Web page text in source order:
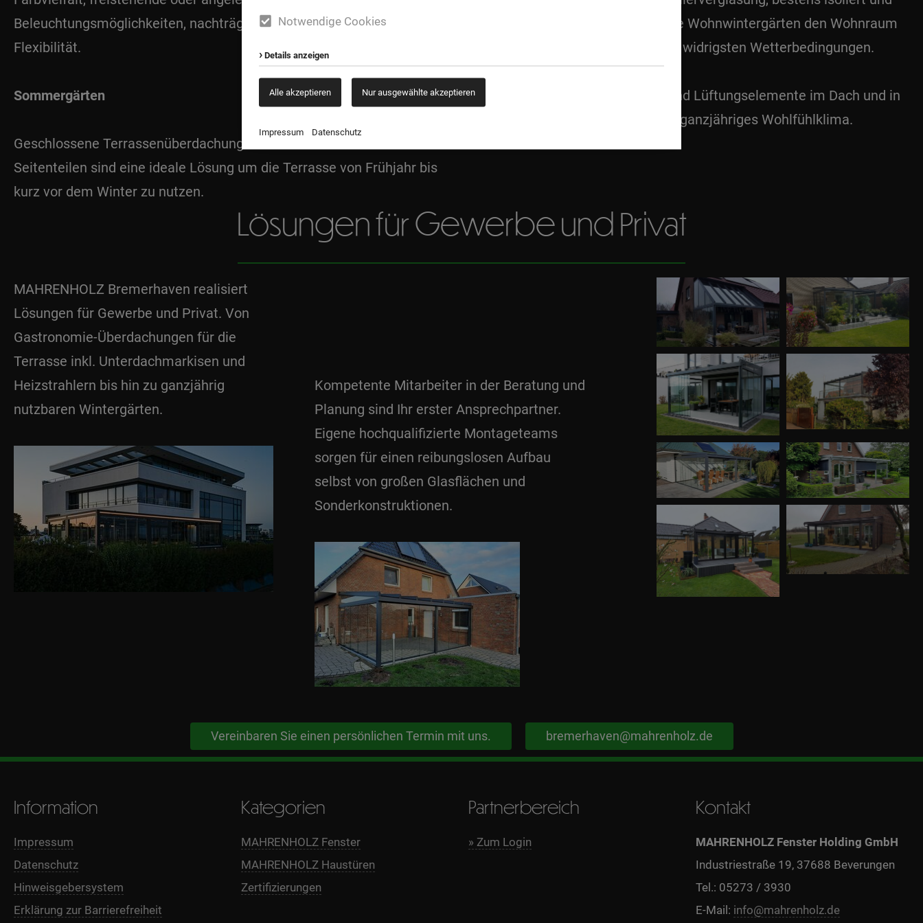
Notwendige Cookies
Details anzeigen
Alle akzeptieren Nur ausgewählte akzeptieren
Impressum Datenschutz
Beleuchtungsmöglichkeiten, nachträgliche Erweiterbarkeit und
Flexibilität.
Sommergärten
Geschlossene Terrassenüberdachungen mit Schiebetüren und
Seitenteilen sind eine ideale Lösung um die Terrasse von Frühjahr bis
kurz vor dem Winter zu nutzen.
zusätzlich beheizt erweitern diese Wohnwintergärten den Wohnraum
ganzjährig und trotzen selbst den widrigsten Wetterbedingungen.
Zusätzliche großflächige Türen und Lüftungselemente im Dach und in
den Seitenwänden sorgen für ein ganzjähriges Wohlfühlklima.
Lösungen für Gewerbe und Privat
MAHRENHOLZ Bremerhaven realisiert
Lösungen für Gewerbe und Privat. Von
Gastronomie-Überdachungen für die
Terrasse inkl. Unterdachmarkisen und
Heizstrahlern bis hin zu ganzjährig
nutzbaren Wintergärten.
Kompetente Mitarbeiter in der Beratung und
Planung sind Ihr erster Ansprechpartner.
Eigene hochqualifizierte Montageteams
sorgen für einen reibungslosen Aufbau
selbst von großen Glasflächen und
Sonderkonstruktionen.
Vereinbaren Sie einen persönlichen Termin mit uns. bremerhaven@mahrenholz.de
Information
Impressum
Datenschutz
Hinweisgebersystem
Erklärung zur Barrierefreiheit
Kategorien
MAHRENHOLZ Fenster
MAHRENHOLZ Haustüren
Zertifizierungen
Partnerbereich
» Zum Login
Kontakt
MAHRENHOLZ Fenster Holding GmbH
Industriestraße 19, 37688 Beverungen
Tel.: 05273 / 3930
E-Mail: info@mahrenholz.de